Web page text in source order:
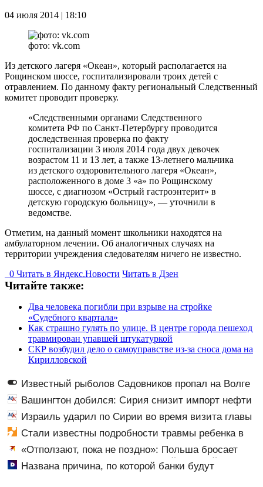
04 июля 2014 | 18:10
фото: vk.com
Из детского лагеря «Океан», который располагается на
Рощинском шоссе, госпитализировали троих детей с
отравлением. По данному факту региональный Следственный
комитет проводит проверку.
«Следственными органами Следственного
комитета РФ по Санкт-Петербургу проводится
доследственная проверка по факту
госпитализации 3 июля 2014 года двух девочек
возрастом 11 и 13 лет, а также 13-летнего мальчика
из детского оздоровительного лагеря «Океан»,
расположенного в доме 3 «а» по Рощинскому
шоссе, с диагнозом «Острый гастроэнтерит» в
детскую городскую больницу», — уточнили в
ведомстве.
Отметим, на данный момент школьники находятся на
амбулаторном лечении. Об аналогичных случаях на
территории учреждения следователям ничего не известно.
0 Читать в Яндекс.Новости Читать в Дзен
Читайте также:
Два человека погибли при взрыве на стройке
«Судебного квартала»
Как страшно гулять по улице. В центре города пешеход
травмирован упавшей штукатуркой
СКР возбудил дело о самоуправстве из-за сноса дома на
Кирилловской
Известный рыболов Садовников пропал на Волге
во время шторма
Вашингтон добился: Сирия снизит импорт нефти
из РФИзраиль ударил по Сирии во время визита главы
МИД Турции
Стали известны подробности травмы ребенка в
детсаду
«Отползают, пока не поздно»: Польша бросает
Украину, чтобы не стать следующей жертвой Запада
Названа причина, по которой банки будут